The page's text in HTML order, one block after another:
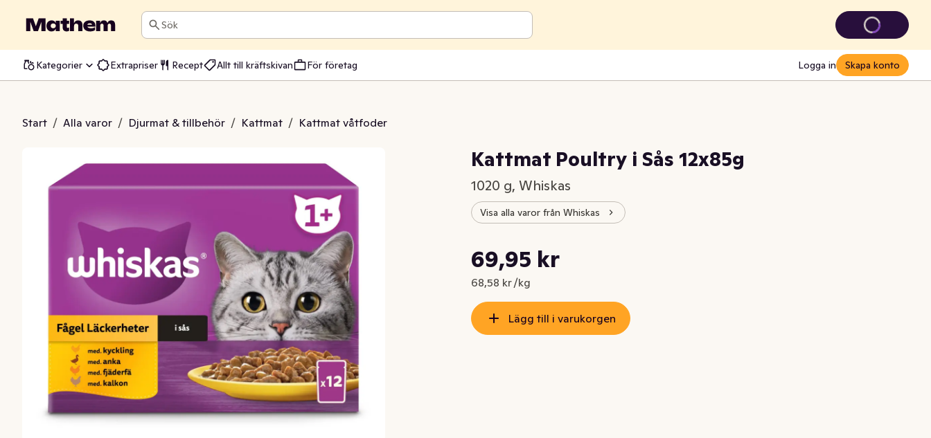
Sök
Kategorier Extrapriser Recept Allt till kräftskivan För företag Logga in Skapa konto
Start / Alla varor / Djurmat & tillbehör / Kattmat / Kattmat våtfoder
i Sås 12x85g
Kattmat Poultry i Sås 12x85g
1020 g, Whiskas
Visa alla varor från Whiskas
Nuvarande pris är: 69,95 kr
69,95 kr
68,58 kr /kg
Styckpris: 68,58 kr /kg
Lägg till i varukorgen